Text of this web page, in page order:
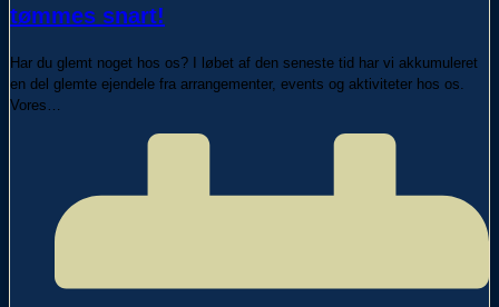
tømmes snart!
Har du glemt noget hos os? I løbet af den seneste tid har vi akkumuleret
en del glemte ejendele fra arrangementer, events og aktiviteter hos os.
Vores…